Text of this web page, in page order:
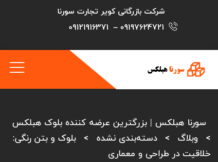
شرکت بازرگانی کویر تجارت سورنا
09197624721
–
09121916371
سورنا هبلکس | بزرگترین عرضه کننده بلوک هبلکس
>
وبلاگ > دسته‌بندی نشده >
بلوک و بتن رنگی:
خلاقیت در طراحی و معماری